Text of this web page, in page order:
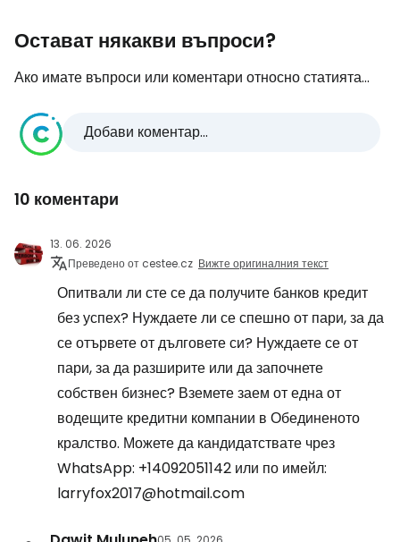
Остават някакви въпроси?
Ако имате въпроси или коментари относно статията...
Добави коментар...
10 коментари
13. 06. 2026
Преведено от cestee.cz Вижте оригиналния текст
Опитвали ли сте се да получите банков кредит
без успех? Нуждаете ли се спешно от пари, за да
се отървете от дълговете си? Нуждаете се от
пари, за да разширите или да започнете
собствен бизнес? Вземете заем от една от
водещите кредитни компании в Обединеното
кралство. Можете да кандидатствате чрез
WhatsApp: +14092051142 или по имейл:
larryfox2017@hotmail.com